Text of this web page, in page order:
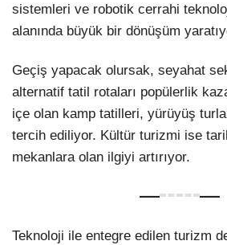
sistemleri ve robotik cerrahi
alanında büyük bir dönüşüm
Geçiş yapacak olursak, seyahat
alternatif tatil rotaları popülerlik
içe olan kamp tatilleri, yürüyüş
tercih ediliyor. Kültür turizmi ise
mekanlara olan ilgiyi artırıyor.
Teknoloji ile entegre edilen turizm